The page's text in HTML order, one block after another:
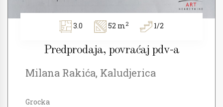
3.0 52 m2 1/2
Predprodaja, povraćaj pdv-a
Milana Rakića, Kaludjerica
Grocka